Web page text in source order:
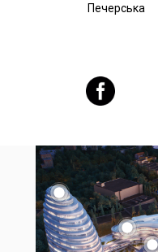
Печерська